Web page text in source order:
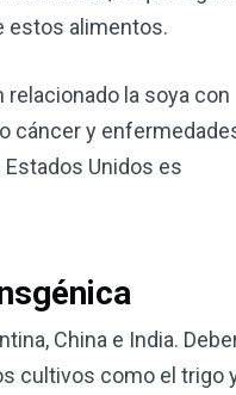
estos alimentos.
relacionado la soya con
cáncer y
Unidos es
China e India.
cultivos como el trigo